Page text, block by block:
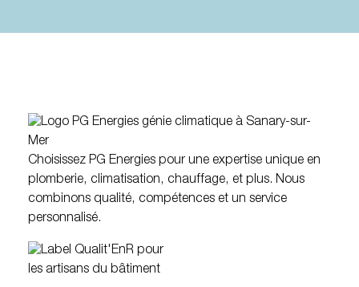
Choisissez PG Energies pour une expertise unique en
plomberie, climatisation, chauffage, et plus. Nous
combinons qualité, compétences et un service
personnalisé.